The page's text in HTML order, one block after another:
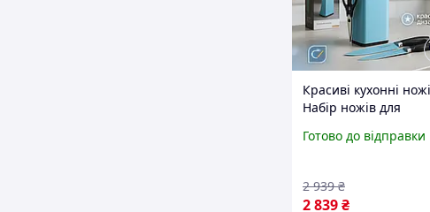
Красиві кухонні
Набір ножів для
для кулінарних
Готово до відправки
2 839₴
2 939 ₴